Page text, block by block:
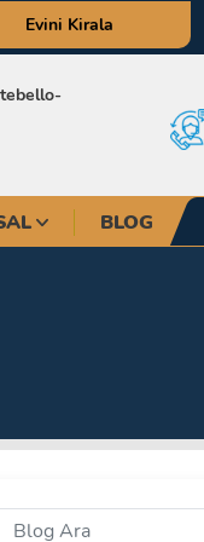
Evini Kirala
BLOG